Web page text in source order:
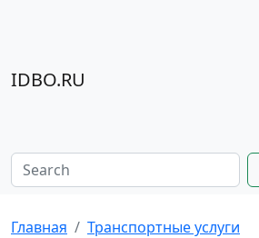
IDBO.RU
Главная
Транспортные услуги